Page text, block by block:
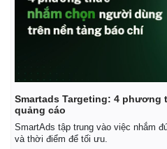
Smartads Targeting: 4
quảng cáo
SmartAds tập trung vào việc nhắm
và thời điểm để tối ưu.